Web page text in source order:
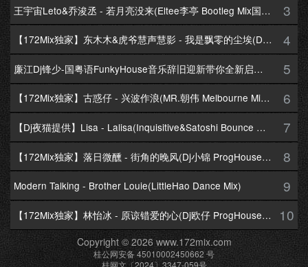
王宇宙Leto&乔浚丞 - 若月亮没来(Eltee李亭 Bootleg Mix国语合唱) 3
【172Mix独家】东木木&虎爷慧声慧影 - 我是飘零的尘埃(Dj十三 Melbourne Mix国语男) 4
廉江Dj锋少-国粤语FunkyHouse音乐辞旧迎新带你全新启航跨年专辑172Mix串烧 5
【172Mix独家】古惑仔 - 兴波作浪(MR.朝伟 Melbourne Mix粤语男) 6
【Dj夜猫提供】Lisa - Lalisa(Inquisitive&Satoshi Bounce Mix) 7
【172Mix独家】落日微醺 - 街角的晚风(Dj小锦 ProgHouse Mix粤语女) 8
Modern Talking - Brother Louie(LittleHao Dance Mix) 9
【172Mix独家】林怡冰 - 原谅错爱的心(Dj欧仔 ProgHouse Mix粤语女) 10
Copyright © 2026 www.172mix.com
桂公网安备 45010002450662 号
桂网文〔2024〕3347-059号